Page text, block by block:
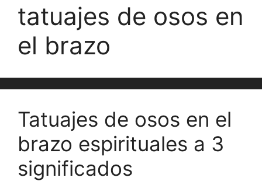
tatuajes de osos en
el brazo
Tatuajes de osos en el
brazo espirituales a 3
significados